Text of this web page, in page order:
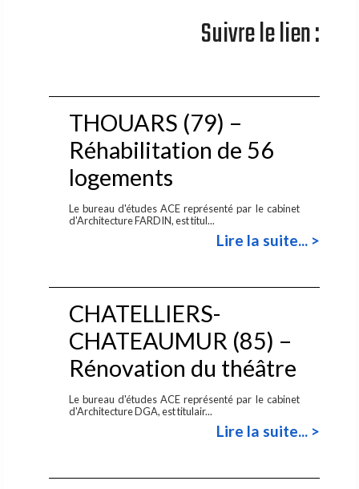
Suivre le lien :
THOUARS (79) –
Réhabilitation de 56
logements
Le bureau d'études ACE représenté par le cabinet
d'Architecture FARDIN, est titul...
Lire la suite... >
CHATELLIERS-
CHATEAUMUR (85) –
Rénovation du théâtre
Le bureau d'études ACE représenté par le cabinet
d'Architecture DGA, est titulair...
Lire la suite... >